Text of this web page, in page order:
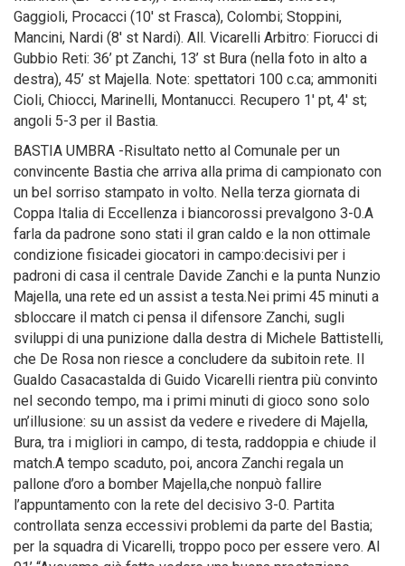
Gaggioli, Procacci (10′ st Frasca), Colombi; Stoppini,
Mancini, Nardi (8′ st Nardi). All. Vicarelli Arbitro: Fiorucci di
Gubbio Reti: 36’ pt Zanchi, 13’ st Bura (nella foto in alto a
destra), 45’ st Majella. Note: spettatori 100 c.ca; ammoniti
Cioli, Chiocci, Marinelli, Montanucci. Recupero 1′ pt, 4′ st;
angoli 5-3 per il Bastia.
BASTIA UMBRA -Risultato netto al Comunale per un
convincente Bastia che arriva alla prima di campionato con
un bel sorriso stampato in volto. Nella terza giornata di
Coppa Italia di Eccellenza i biancorossi prevalgono 3-0.A
farla da padrone sono stati il gran caldo e la non ottimale
condizione fisicadei giocatori in campo:decisivi per i
padroni di casa il centrale Davide Zanchi e la punta Nunzio
Majella, una rete ed un assist a testa.Nei primi 45 minuti a
sbloccare il match ci pensa il difensore Zanchi, sugli
sviluppi di una punizione dalla destra di Michele Battistelli,
che De Rosa non riesce a concludere da subitoin rete. Il
Gualdo Casacastalda di Guido Vicarelli rientra più convinto
nel secondo tempo, ma i primi minuti di gioco sono solo
un’illusione: su un assist da vedere e rivedere di Majella,
Bura, tra i migliori in campo, di testa, raddoppia e chiude il
match.A tempo scaduto, poi, ancora Zanchi regala un
pallone d’oro a bomber Majella,che nonpuò fallire
l’appuntamento con la rete del decisivo 3-0. Partita
controllata senza eccessivi problemi da parte del Bastia;
per la squadra di Vicarelli, troppo poco per essere vero. Al